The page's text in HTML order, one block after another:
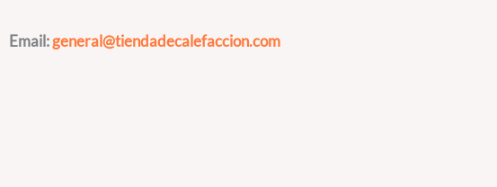
Email:general@tiendadecalefaccion.com